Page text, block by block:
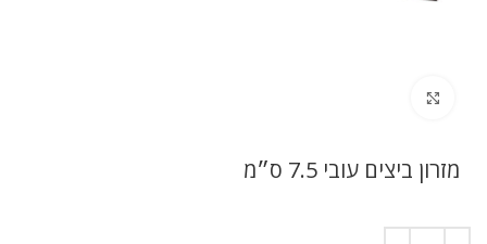
מזרון ביצים עובי 7.5 ס״מ